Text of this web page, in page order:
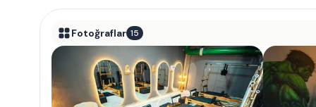
Fotoğraflar 15